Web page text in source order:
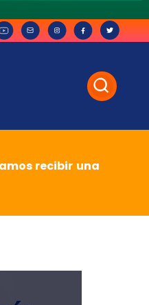
recibir una